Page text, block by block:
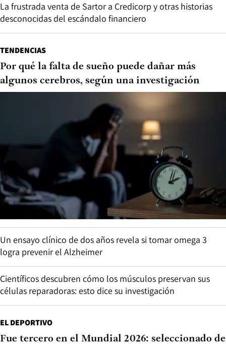
La frustrada venta de Sartor a Credicorp y otras historias
desconocidas del escándalo financiero
TENDENCIAS
Por qué la falta de sueño puede dañar más
algunos cerebros, según una investigación
Un ensayo clínico de dos años revela si tomar omega 3
logra prevenir el Alzheimer
Científicos descubren cómo los músculos preservan sus
células reparadoras: esto dice su investigación
EL DEPORTIVO
Fue tercero en el Mundial 2026: seleccionado de